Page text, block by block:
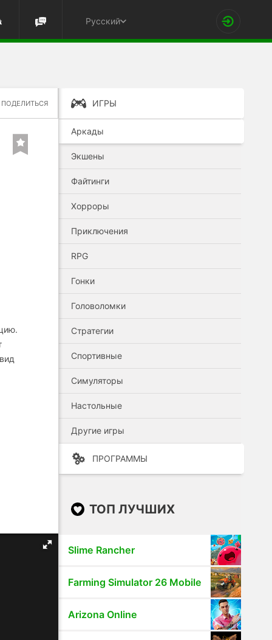
Русский
ПОДЕЛИТЬСЯ ИГРЫ
Аркады
Экшены
Файтинги
Хорроры
Приключения
RPG
Гонки
Головоломки
Стратегии
Спортивные
Симуляторы
Настольные
Другие игры
ПРОГРАММЫ
ТОП ЛУЧШИХ
Slime Rancher
Farming Simulator 26 Mobile
Arizona Online